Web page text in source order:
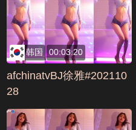
韩国 00:03:20
afchinatvBJ徐雅#202110
28